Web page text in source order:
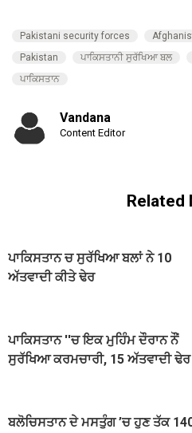
Pakistani security forces
Pakistan
ਪਾਕਿਸਤਾਨੀ ਸੁਰੱਖਿਆ ਬਲ
ਪਾਕਿਸਤਾਨ
Vandana
Content Editor
Related
ਪਾਕਿਸਤਾਨ ਚ ਸੁਰੱਖਿਆ ਬਲਾਂ ਨੇ 10
ਅੱਤਵਾਦੀ ਕੀਤੇ ਢੇਰ
ਪਾਕਿਸਤਾਨ ''ਚ ਇਕ ਮੁਹਿੰਮ ਦੌਰਾਨ ਨੌਂ
ਸੁਰੱਖਿਆ ਕਰਮਚਾਰੀ, 15 ਅੱਤਵਾਦੀ ਢੇਰ
ਬਲੋਚਿਸਤਾਨ ਦੇ ਮਸਤੁੰਗ ’ਚ ਹੁਣ ਤੱਕ